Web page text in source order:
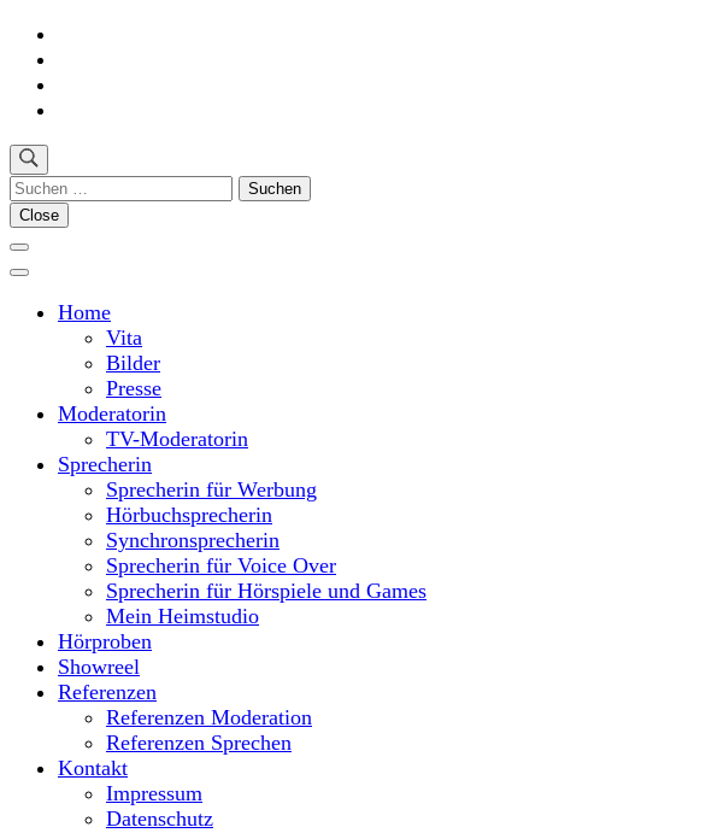
Nina-Carissima Schönrock
Suchen
nach:
Close
Home
Vita
Bilder
Presse
Moderatorin
TV-Moderatorin
Sprecherin
Sprecherin für Werbung
Hörbuchsprecherin
Synchronsprecherin
Sprecherin für Voice Over
Sprecherin für Hörspiele und Games
Mein Heimstudio
Hörproben
Showreel
Referenzen
Referenzen Moderation
Referenzen Sprechen
Kontakt
Impressum
Datenschutz